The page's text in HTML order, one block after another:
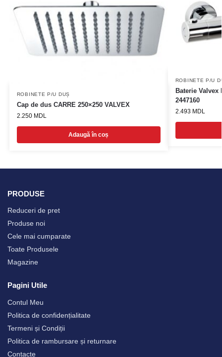
ROBINETE P/U DUȘ
Cap de dus CARRE 250×250 VALVEX
2.250 MDL
Adaugă în coș
ROBINETE P/U
Baterie Valvex
2447160
2.493 MDL
PRODUSE
Reduceri de pret
Produse noi
Cele mai cumparate
Toate Produsele
Magazine
Pagini Utile
Contul Meu
Politica de confidențialitate
Termeni și Condiții
Politica de rambursare și returnare
Contacte